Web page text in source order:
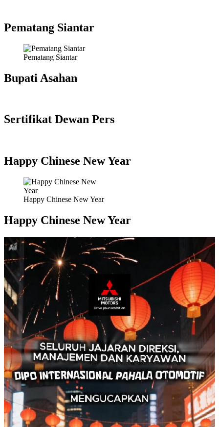
Pematang Siantar
Pematang Siantar
Bupati Asahan
Sertifikat Dewan Pers
Happy Chinese New Year
Happy Chinese New Year
Happy Chinese New Year